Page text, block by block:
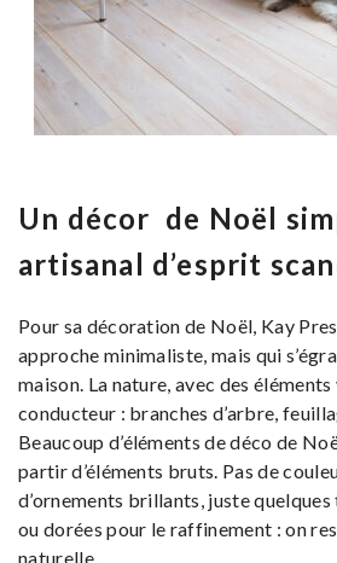
Un décor de Noël
artisanal d’esprit
Pour sa décoration de Noël, Kay
approche minimaliste, mais qui
maison. La nature, avec des
conducteur : branches d’arbre,
Beaucoup d’éléments de déco de
partir d’éléments bruts. Pas de
d’ornements brillants, juste
ou dorées pour le raffinement : on
naturelle.